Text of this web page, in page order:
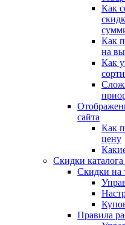
Как
Как
на
Как
сайта
Как
цену
Скидки
Скидки на
Правила